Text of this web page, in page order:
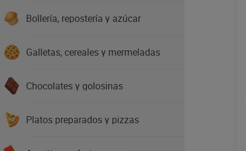
Bollería, repostería y azúcar
Galletas, cereales y mermeladas
Chocolates y golosinas
Platos preparados y pizzas